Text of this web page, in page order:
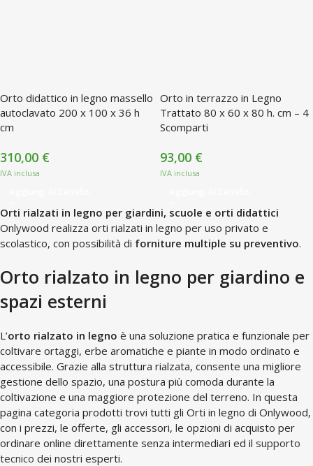
Orto didattico in legno massello
autoclavato 200 x 100 x 36 h
cm
310,00 €
Orto in terrazzo in Legno
Trattato 80 x 60 x 80 h. cm – 4
Scomparti
93,00 €
Orti rialzati in legno per giardini, scuole e orti didattici
Onlywood realizza orti rialzati in legno per uso privato e
scolastico, con possibilità di forniture multiple su preventivo.
Orto rialzato in legno per giardino e
spazi esterni
L’orto rialzato in legno è una soluzione pratica e funzionale per
coltivare ortaggi, erbe aromatiche e piante in modo ordinato e
accessibile. Grazie alla struttura rialzata, consente una migliore
gestione dello spazio, una postura più comoda durante la
coltivazione e una maggiore protezione del terreno. In questa
pagina categoria prodotti trovi tutti gli Orti in legno di Onlywood,
con i prezzi, le offerte, gli accessori, le opzioni di acquisto per
ordinare online direttamente senza intermediari ed il supporto
tecnico dei nostri esperti.